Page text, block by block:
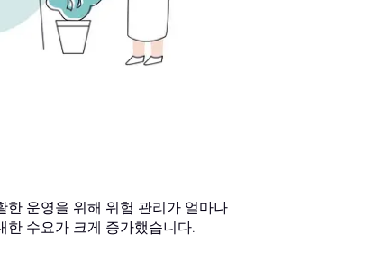
한 운영을 위해 위험 관리가 얼마나
한 수요가 크게 증가했습니다.